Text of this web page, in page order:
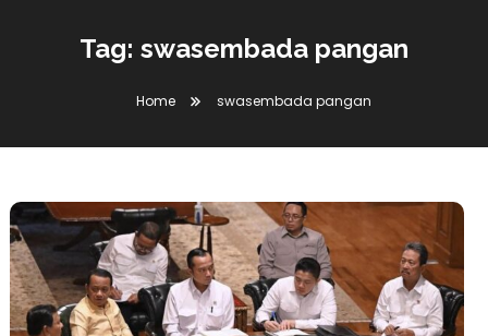
Tag: swasembada pangan
Home swasembada pangan